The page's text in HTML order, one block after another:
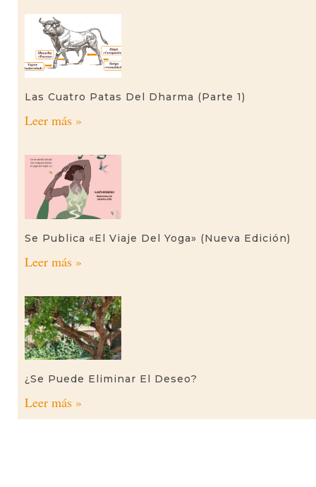
Las Cuatro Patas Del Dharma (parte 1)
Leer más »
Se Publica «El Viaje Del Yoga» (nueva Edición)
Leer más »
¿Se Puede Eliminar El Deseo?
Leer más »